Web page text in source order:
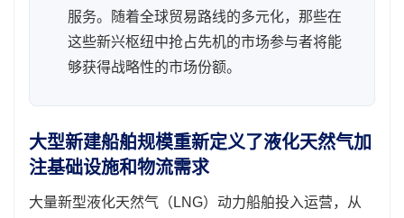
服务。随着全球贸易路线的多元化，那些在
这些新兴枢纽中抢占先机的市场参与者将能
够获得战略性的市场份额。
大型新建船舶规模重新定义了液化天然气加
注基础设施和物流需求
大量新型液化天然气（LNG）动力船舶投入运营，从